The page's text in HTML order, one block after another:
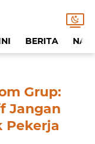
BERITA
Grup:
Jangan
Pekerja